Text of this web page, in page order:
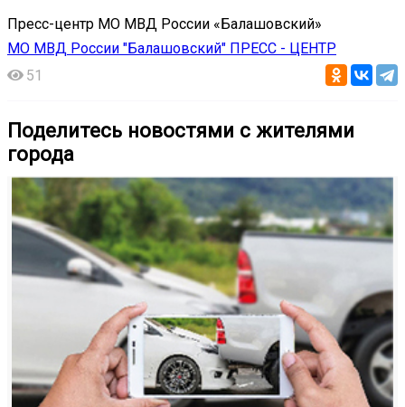
Пресс-центр МО МВД России «Балашовский»
МО МВД России "Балашовский" ПРЕСС - ЦЕНТР
51
Поделитесь новостями с жителями
города